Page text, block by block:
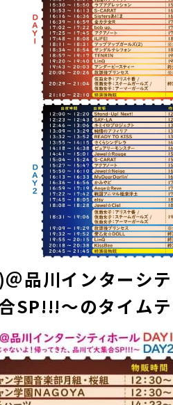
品川インターシ
SP!!!～のタイム